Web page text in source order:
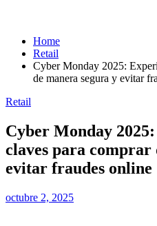
Home
Retail
Cyber Monday 2025:
de manera segura y evitar
Retail
Cyber Monday
claves para comprar
evitar fraudes online
octubre 2, 2025